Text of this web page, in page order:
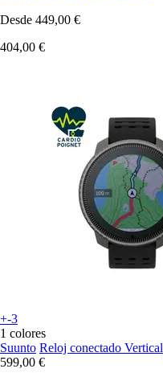
Desde 449,00 €
404,00 €
+-3
1 colores
Suunto Reloj conectado Vertical
599,00 €